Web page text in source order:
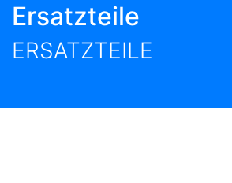
Ersatzteile
ERSATZTEILE